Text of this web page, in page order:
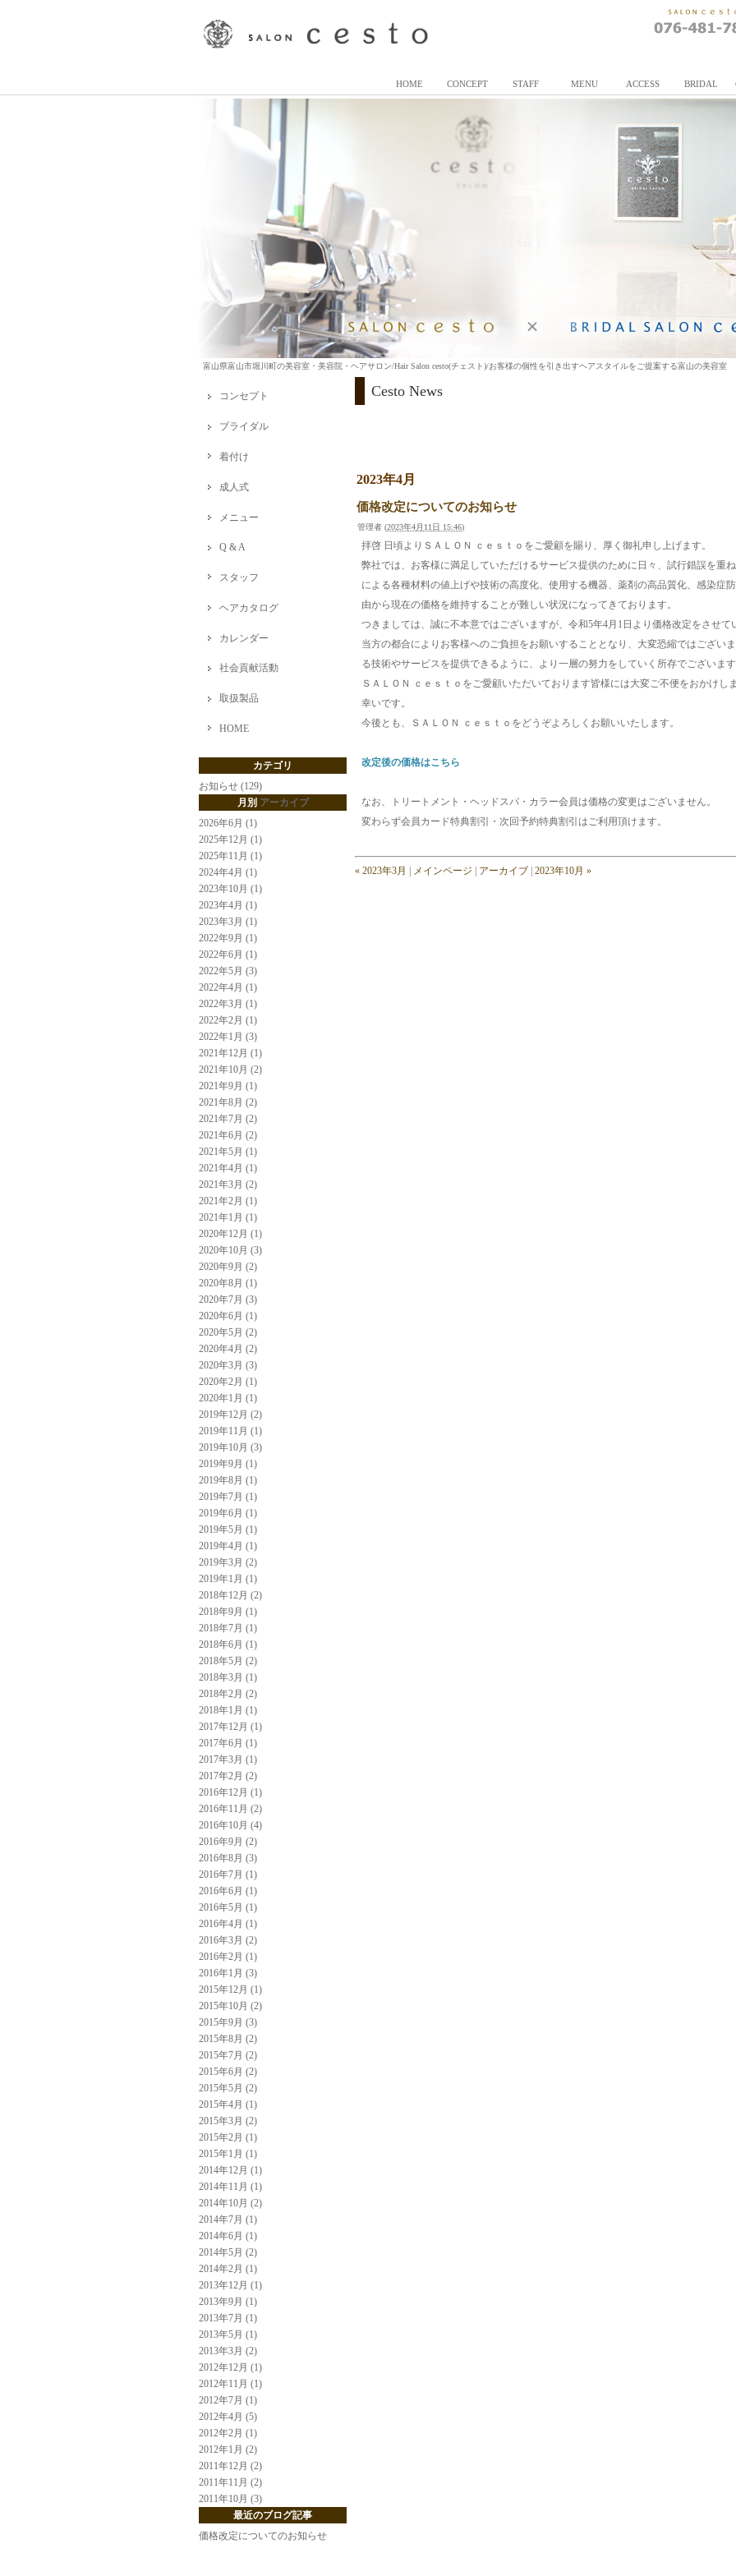
富山県富山市堀川町の美容室・美容院・ヘアサロン/Hair Salon cesto(チェスト)/お客様の個性を引き出すヘアスタイルをご提案する富山の美容室
HOME CONCEPT STAFF MENU ACCESS BRIDAL
Cesto News
2023年4月
価格改定についてのお知らせ
管理者 (2023年4月11日 15:46)
拝啓 日頃よりＳＡＬＯＮ ｃｅｓｔｏをご愛顧を賜り、厚く御礼申し上げます。
弊社では、お客様に満足していただけるサービス提供のために日々、試行錯誤を重
による各種材料の値上げや技術の高度化、使用する機器、薬剤の高品質化、感染症
由から現在の価格を維持することが難しい状況になってきております。
つきましては、誠に不本意ではございますが、令和5年4月1日より価格改定をさせて
当方の都合によりお客様へのご負担をお願いすることとなり、大変恐縮ではござい
る技術やサービスを提供できるように、より一層の努力をしていく所存でございます
ＳＡＬＯＮ ｃｅｓｔｏをご愛顧いただいております皆様には大変ご不便をおかけし
幸いです。
今後とも、ＳＡＬＯＮ ｃｅｓｔｏをどうぞよろしくお願いいたします。
改定後の価格はこちら
なお、トリートメント・ヘッドスパ・カラー会員は価格の変更はございません。
変わらず会員カード特典割引・次回予約特典割引はご利用頂けます。
« 2023年3月 メインページ アーカイブ 2023年10月 »
コンセプト
ブライダル
着付け
成人式
メニュー
Q & A
スタッフ
ヘアカタログ
カレンダー
社会貢献活動
取扱製品
HOME
カテゴリ
お知らせ (129)
月別 アーカイブ
2026年6月 (1)
2025年12月 (1)
2025年11月 (1)
2024年4月 (1)
2023年10月 (1)
2023年4月 (1)
2023年3月 (1)
2022年9月 (1)
2022年6月 (1)
2022年5月 (3)
2022年4月 (1)
2022年3月 (1)
2022年2月 (1)
2022年1月 (3)
2021年12月 (1)
2021年10月 (2)
2021年9月 (1)
2021年8月 (2)
2021年7月 (2)
2021年6月 (2)
2021年5月 (1)
2021年4月 (1)
2021年3月 (2)
2021年2月 (1)
2021年1月 (1)
2020年12月 (1)
2020年10月 (3)
2020年9月 (2)
2020年8月 (1)
2020年7月 (3)
2020年6月 (1)
2020年5月 (2)
2020年4月 (2)
2020年3月 (3)
2020年2月 (1)
2020年1月 (1)
2019年12月 (2)
2019年11月 (1)
2019年10月 (3)
2019年9月 (1)
2019年8月 (1)
2019年7月 (1)
2019年6月 (1)
2019年5月 (1)
2019年4月 (1)
2019年3月 (2)
2019年1月 (1)
2018年12月 (2)
2018年9月 (1)
2018年7月 (1)
2018年6月 (1)
2018年5月 (2)
2018年3月 (1)
2018年2月 (2)
2018年1月 (1)
2017年12月 (1)
2017年6月 (1)
2017年3月 (1)
2017年2月 (2)
2016年12月 (1)
2016年11月 (2)
2016年10月 (4)
2016年9月 (2)
2016年8月 (3)
2016年7月 (1)
2016年6月 (1)
2016年5月 (1)
2016年4月 (1)
2016年3月 (2)
2016年2月 (1)
2016年1月 (3)
2015年12月 (1)
2015年10月 (2)
2015年9月 (3)
2015年8月 (2)
2015年7月 (2)
2015年6月 (2)
2015年5月 (2)
2015年4月 (1)
2015年3月 (2)
2015年2月 (1)
2015年1月 (1)
2014年12月 (1)
2014年11月 (1)
2014年10月 (2)
2014年7月 (1)
2014年6月 (1)
2014年5月 (2)
2014年2月 (1)
2013年12月 (1)
2013年9月 (1)
2013年7月 (1)
2013年5月 (1)
2013年3月 (2)
2012年12月 (1)
2012年11月 (1)
2012年7月 (1)
2012年4月 (5)
2012年2月 (1)
2012年1月 (2)
2011年12月 (2)
2011年11月 (2)
2011年10月 (3)
最近のブログ記事
価格改定についてのお知らせ